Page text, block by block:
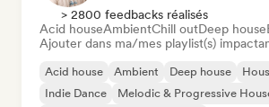
> 2800 feedbacks réalisés
Acid houseAmbientChill outDeep house
Ajouter dans ma/mes playlist(s)
Acid house Ambient Deep house
Indie Dance
Melodic & Progressive